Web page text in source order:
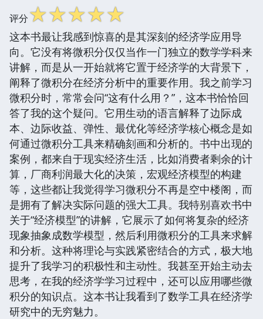
评分☆☆☆☆☆
这本书最让我感到惊喜的是其深刻的经济学应用导
向。它没有将微积分仅仅当作一门独立的数学学科来
讲解，而是从一开始就将它置于经济学的大背景下，
阐释了微积分在经济分析中的重要作用。我之前学习
微积分时，常常会问“这有什么用？”，这本书恰恰回
答了我的这个疑问。它用生动的语言解释了边际成
本、边际收益、弹性、最优化等经济学核心概念是如
何通过微积分工具来精确刻画和分析的。书中出现的
案例，都来自于现实经济生活，比如消费者剩余的计
算，厂商利润最大化的决策，宏观经济模型的构建
等，这些都让我觉得学习微积分不再是空中楼阁，而
是拥有了解决实际问题的强大工具。我特别喜欢书中
关于“经济模型”的讲解，它展示了如何将复杂的经济
现象抽象成数学模型，然后利用微积分的工具来求解
和分析。这种将理论与实践紧密结合的方式，极大地
提升了我学习的积极性和主动性。我甚至开始主动去
思考，在我的经济学学习过程中，还可以应用哪些微
积分的知识点。这本书让我看到了数学工具在经济学
研究中的无穷魅力。